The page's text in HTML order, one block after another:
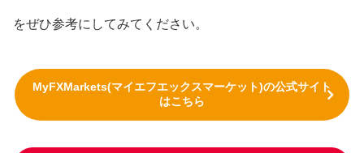
をぜひ参考にしてみてください。
MyFXMarkets(マイエフエックスマーケット)の公式サイト
はこちら